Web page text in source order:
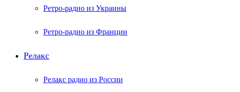
Ретро-радио из Украины
Ретро-радио из Франции
Релакс
Релакс радио из России